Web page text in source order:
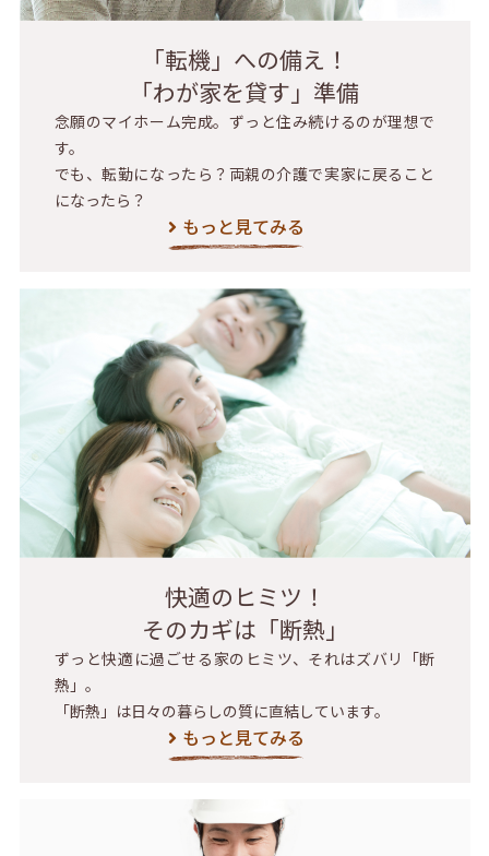
「転機」への備え！
「わが家を貸す」準備
念願のマイホーム完成。ずっと住み続けるのが理想で
す。
でも、転勤になったら？両親の介護で実家に戻ること
になったら？
もっと見てみる
快適のヒミツ！
そのカギは「断熱」
ずっと快適に過ごせる家のヒミツ、それはズバリ「断
熱」。
「断熱」は日々の暮らしの質に直結しています。
もっと見てみる